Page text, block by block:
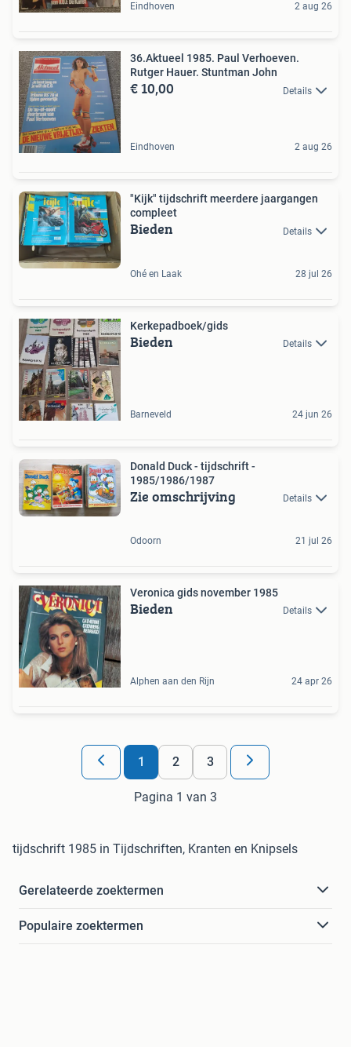
Eindhoven 2 aug 26
36.Aktueel 1985. Paul Verhoeven.
Rutger Hauer. Stuntman John
€ 10,00 Details
Eindhoven 2 aug 26
"Kijk" tijdschrift meerdere jaargangen
compleet
Bieden Details
Ohé en Laak 28 jul 26
Kerkepadboek/gids
Bieden Details
Barneveld 24 jun 26
Donald Duck - tijdschrift -
1985/1986/1987
Zie omschrijving Details
Odoorn 21 jul 26
Veronica gids november 1985
Bieden Details
Alphen aan den Rijn 24 apr 26
1 2 3
Pagina 1 van 3
tijdschrift 1985 in Tijdschriften, Kranten en Knipsels
Gerelateerde zoektermen
Populaire zoektermen